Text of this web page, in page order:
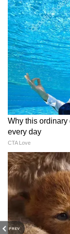
PREV
परिसर में कुल
Asianet
National
आपके लिए चुनकर
घटनाएं और बड़े
भरोसेमंद रूप में
कवरेज में। अपने
और स्थानीय
in Hindi
हर ज़रूरी
सेक्शन में। और
आवाज — गांव-
कहानी और
Hindi पर।